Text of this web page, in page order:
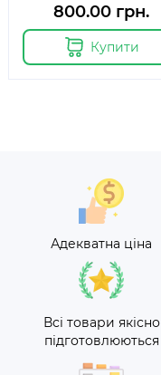
800.00 грн.
Купити
Адекватна ціна
Всі товари якісно
підготовлюються